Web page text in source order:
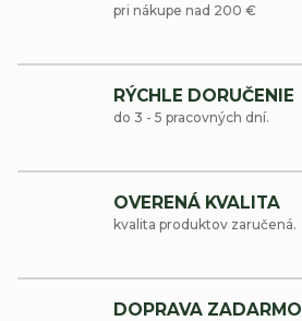
pri nákupe nad 200 €
RÝCHLE DORUČENIE
do 3 - 5 pracovných dní.
OVERENÁ KVALITA
kvalita produktov zaručená.
DOPRAVA ZADARMO